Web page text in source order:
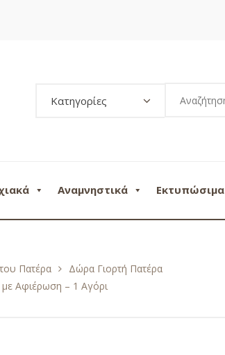
Κατηγορίες
Αναμνηστικά Εκτυπώσιμα
Πατέρα
Δώρα Γιορτή Πατέρα
Αφιέρωση – 1 Αγόρι